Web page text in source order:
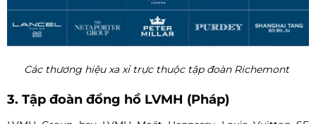
Các thương hiệu xa xỉ trực thuộc tập đoàn Richemont
3. Tập đoàn đồng hồ LVMH (Pháp)